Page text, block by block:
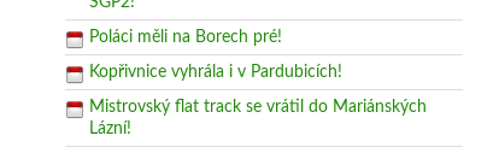
Poláci měli na Borech pré!
Kopřivnice vyhrála i v Pardubicích!
Mistrovský flat track se vrátil do Mariánských
Lázní!